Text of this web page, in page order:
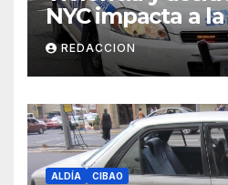
NYC impacta a
dominicana
REDACCION
ALDÍA CIBAO